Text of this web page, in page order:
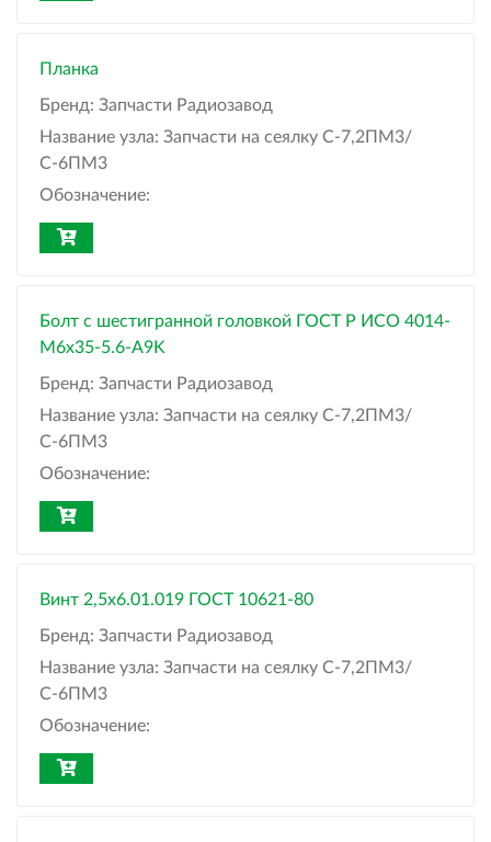
Планка
Бренд: Запчасти Радиозавод
Название узла: Запчасти на сеялку С-7,2ПМ3/
С-6ПМ3
Обозначение:
Болт с шестигранной головкой ГОСТ Р ИСО 4014-
М6x35-5.6-A9K
Бренд: Запчасти Радиозавод
Название узла: Запчасти на сеялку С-7,2ПМ3/
С-6ПМ3
Обозначение:
Винт 2,5x6.01.019 ГОСТ 10621-80
Бренд: Запчасти Радиозавод
Название узла: Запчасти на сеялку С-7,2ПМ3/
С-6ПМ3
Обозначение: